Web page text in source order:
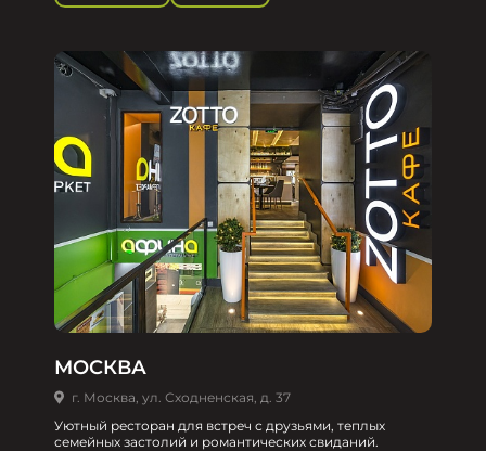
МОСКВА
г. Москва, ул. Сходненская, д. 37
Уютный ресторан для встреч с друзьями, теплых
семейных застолий и романтических свиданий.